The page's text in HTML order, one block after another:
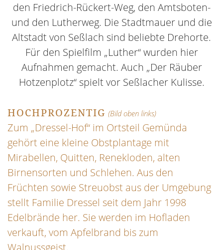
den Friedrich-Rückert-Weg, den Amtsboten-
und den Lutherweg. Die Stadtmauer und die
Altstadt von Seßlach sind beliebte Drehorte.
Für den Spielfilm „Luther“ wurden hier
Aufnahmen gemacht. Auch „Der Räuber
Hotzenplotz“ spielt vor Seßlacher Kulisse.
HOCHPROZENTIG (Bild oben links)
Zum „Dressel-Hof“ im Ortsteil Gemünda
gehört eine kleine Obstplantage mit
Mirabellen, Quitten, Renekloden, alten
Birnensorten und Schlehen. Aus den
Früchten sowie Streuobst aus der Umgebung
stellt Familie Dressel seit dem Jahr 1998
Edelbrände her. Sie werden im Hofladen
verkauft, vom Apfelbrand bis zum